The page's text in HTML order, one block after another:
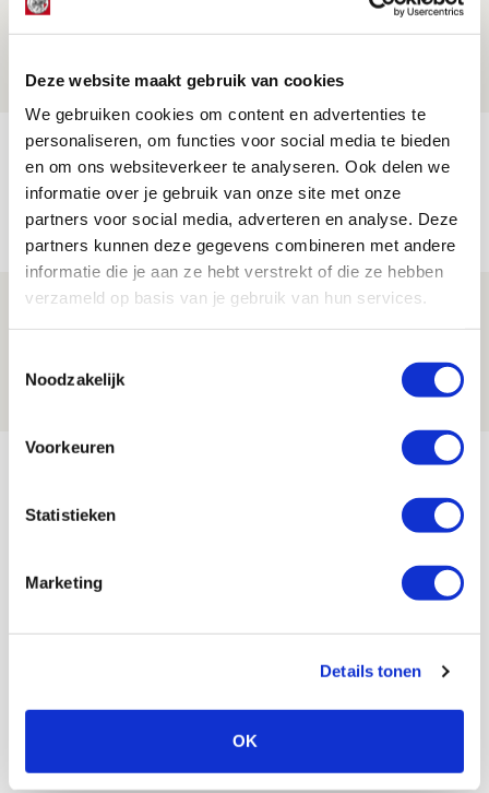
Deze website maakt gebruik van cookies
We gebruiken cookies om content en advertenties te
personaliseren, om functies voor social media te bieden
en om ons websiteverkeer te analyseren. Ook delen we
informatie over je gebruik van onze site met onze
partners voor social media, adverteren en analyse. Deze
partners kunnen deze gegevens combineren met andere
informatie die je aan ze hebt verstrekt of die ze hebben
verzameld op basis van je gebruik van hun services.
Noodzakelijk
Voorkeuren
Statistieken
Marketing
Details tonen
OK
reist met vertrouwen naar Dublin
NIEUWS
Word ballenjongen of -meid bij Jong
Ajax - Helmond Sport!
06 AUGUSTUS 2026 - 13:13
PRIJSVRAAG
Reis jij als mascotte mee naar uitduel
met Telstar?
06 AUGUSTUS 2026 - 13:04
Bekijk meer
Selectiedag ballenjongens/-meiden
Geef Mij Maar Amsterdam
Blogs